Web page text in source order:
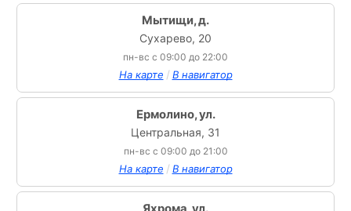
Мытищи, д.
Сухарево, 20
пн-вс с 09:00 до 22:00
На карте / В навигатор
Ермолино, ул.
Центральная, 31
пн-вс с 09:00 до 21:00
На карте / В навигатор